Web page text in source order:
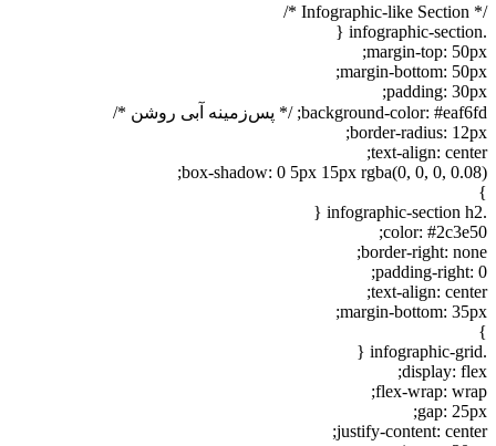
/* Infographic-like Section */
.infographic-section {
margin-top: 50px;
margin-bottom: 50px;
padding: 30px;
background-color: #eaf6fd; /* پس‌زمینه آبی روشن */
border-radius: 12px;
text-align: center;
box-shadow: 0 5px 15px rgba(0, 0, 0, 0.08);
}
.infographic-section h2 {
color: #2c3e50;
border-right: none;
padding-right: 0;
text-align: center;
margin-bottom: 35px;
}
.infographic-grid {
display: flex;
flex-wrap: wrap;
gap: 25px;
justify-content: center;